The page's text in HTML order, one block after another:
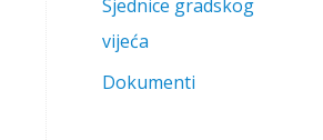
Sjednice gradskog
vijeća
Dokumenti